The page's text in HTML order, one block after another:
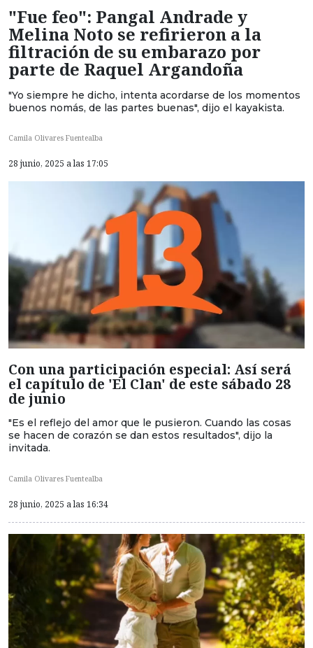
"Fue feo": Pangal Andrade y
Melina Noto se refirieron a la
filtración de su embarazo por
parte de Raquel Argandoña
"Yo siempre he dicho, intenta acordarse de los momentos
buenos nomás, de las partes buenas", dijo el kayakista.
Camila Olivares Fuentealba
28 junio, 2025 a las 17:05
Con una participación especial: Así será
el capítulo de 'El Clan' de este sábado 28
de junio
"Es el reflejo del amor que le pusieron. Cuando las cosas
se hacen de corazón se dan estos resultados", dijo la
invitada.
Camila Olivares Fuentealba
28 junio, 2025 a las 16:34